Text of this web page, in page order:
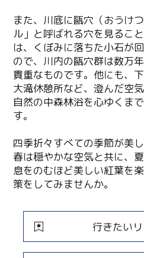
また、川底に甌穴（おうけ
ル」と呼ばれる穴を見るこ
は、くぼみに落ちた小石が
ので、川内の甌穴群は数万
貴重なものです。他にも、
大滝休憩所など、澄んだ空
自然の中森林浴を心ゆくま
す。
四季折々すべての季節が美
春は穏やかな空気と共に、
息をのむほど美しい紅葉を
策をしてみませんか。
行きたい